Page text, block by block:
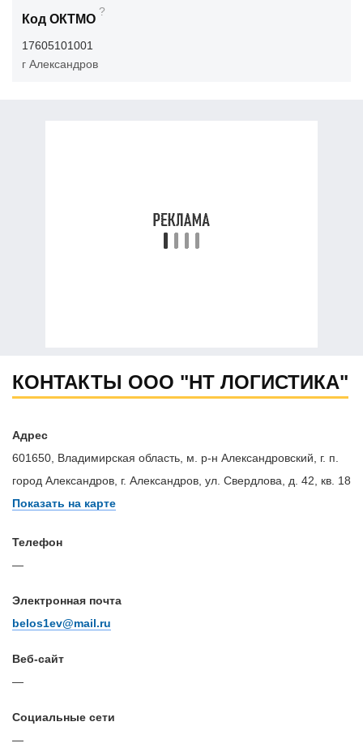
Код ОКТМО
?
17605101001
г Александров
КОНТАКТЫ ООО "НТ ЛОГИСТИКА"
Адрес
601650, Владимирская область, м. р-н Александровский, г. п.
город Александров, г. Александров, ул. Свердлова, д. 42, кв. 18
Показать на карте
Телефон
—
Электронная почта
belos1ev@mail.ru
Веб-сайт
—
Cоциальные сети
—